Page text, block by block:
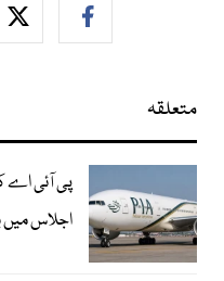
متعلقہ
پی آئی اے
اجلاس